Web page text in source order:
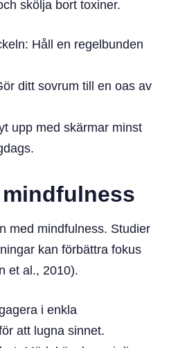
skölja bort toxiner.
Håll en regelbunden
ditt sovrum till en oas av
upp med skärmar minst
med mindfulness. Studier
kan förbättra fokus
et al., 2010).
i enkla
att lugna sinnet.